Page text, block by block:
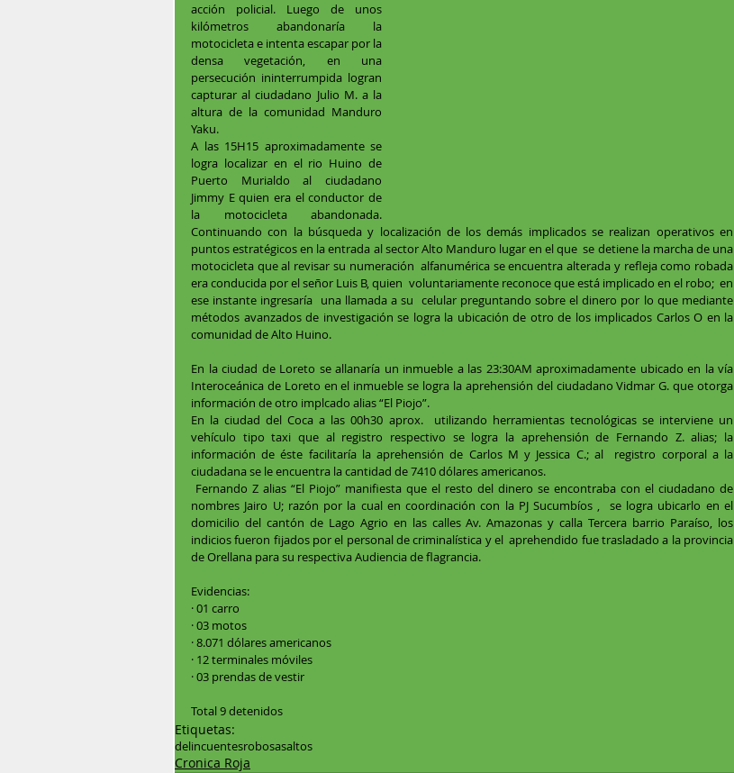
acción policial. Luego de unos
kilómetros abandonaría la
motocicleta e intenta escapar por la
densa vegetación, en una
persecución ininterrumpida logran
capturar al ciudadano Julio M. a la
altura de la comunidad Manduro
Yaku.
A las 15H15 aproximadamente se
logra localizar en el rio Huino de
Puerto Murialdo al ciudadano
Jimmy E quien era el conductor de
la motocicleta abandonada.
Continuando con la búsqueda y localización de los demás implicados se realizan operativos en
puntos estratégicos en la entrada al sector Alto Manduro lugar en el que  se detiene la marcha de una
motocicleta que al revisar su numeración  alfanumérica se encuentra alterada y refleja como robada
era conducida por el señor Luis B, quien  voluntariamente reconoce que está implicado en el robo;  en
ese instante ingresaría  una llamada a su  celular preguntando sobre el dinero por lo que mediante
métodos avanzados de investigación se logra la ubicación de otro de los implicados Carlos O en la
comunidad de Alto Huino.
En la ciudad de Loreto se allanaría un inmueble a las 23:30AM aproximadamente ubicado en la vía
Interoceánica de Loreto en el inmueble se logra la aprehensión del ciudadano Vidmar G. que otorga
información de otro implcado alias “El Piojo”.
En la ciudad del Coca a las 00h30 aprox.  utilizando herramientas tecnológicas se interviene un
vehículo tipo taxi que al registro respectivo se logra la aprehensión de Fernando Z. alias; la
información de éste facilitaría la aprehensión de Carlos M y Jessica C.; al  registro corporal a la
ciudadana se le encuentra la cantidad de 7410 dólares americanos.
nombres Jairo U; razón por la cual en coordinación con la PJ Sucumbíos ,  se logra ubicarlo en el
domicilio del cantón de Lago Agrio en las calles Av. Amazonas y calla Tercera barrio Paraíso, los
indicios fueron fijados por el personal de criminalística y el  aprehendido fue trasladado a la provincia
de Orellana para su respectiva Audiencia de flagrancia.
Evidencias:
· 01 carro
· 03 motos
· 8.071 dólares americanos
· 12 terminales móviles
· 03 prendas de vestir
Total 9 detenidos
Etiquetas:
delincuentesrobosasaltos
Cronica Roja